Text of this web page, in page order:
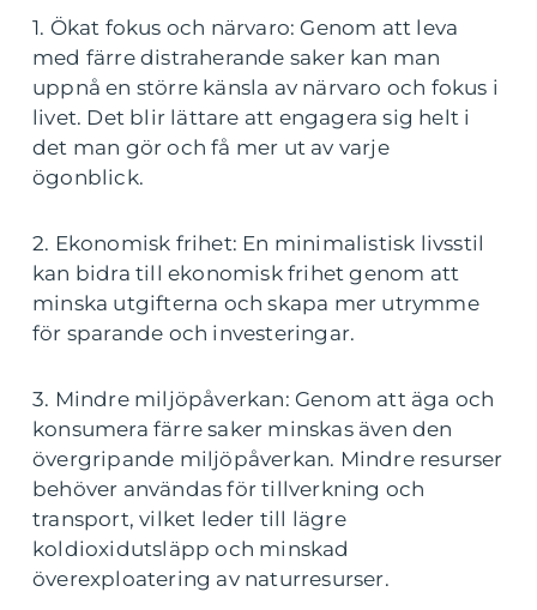
1. Ökat fokus och närvaro: Genom att leva
med färre distraherande saker kan man
uppnå en större känsla av närvaro och fokus i
livet. Det blir lättare att engagera sig helt i
det man gör och få mer ut av varje
ögonblick.
2. Ekonomisk frihet: En minimalistisk livsstil
kan bidra till ekonomisk frihet genom att
minska utgifterna och skapa mer utrymme
för sparande och investeringar.
3. Mindre miljöpåverkan: Genom att äga och
konsumera färre saker minskas även den
övergripande miljöpåverkan. Mindre resurser
behöver användas för tillverkning och
transport, vilket leder till lägre
koldioxidutsläpp och minskad
överexploatering av naturresurser.